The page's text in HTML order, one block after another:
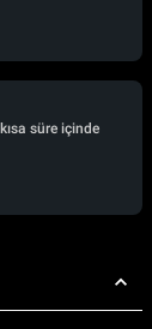
süre içinde